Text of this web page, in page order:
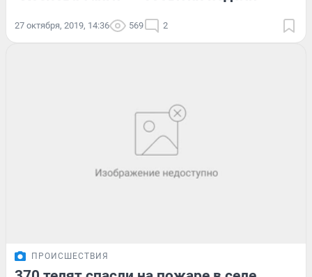
27 октября, 2019, 14:36 569 2
ПРОИСШЕСТВИЯ